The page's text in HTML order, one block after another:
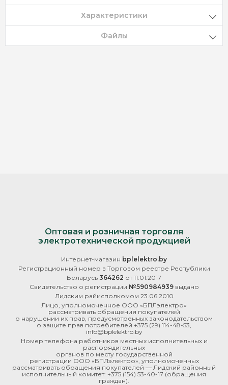
Характеристики
Файлы
Оптовая и розничная торговля
электротехнической продукцией
Интернет-магазин bplelektro.by
Регистрационный номер в Торговом реестре Республики
Беларусь 364262 от 11.01.2017
Свидетельство о регистрации №590984939выдано
Лидским райисполкомом 23.06.2010
Лицо, уполномоченное ООО «БПЛэлектро»
рассматривать обращения покупателей
о нарушении их прав, предусмотренных законодательством
о защите прав потребителей +375 (29) 114-48-53
info@bplelektro.by
Номер телефона работников местных исполнительных и
распорядительных
органов по месту государственной
регистрации ООО «БПЛэлектро», уполномоченных
рассматривать обращения покупателей — Лидский районный
исполнительный комитет: +375 (154) 53-40-17 (обращения
граждан).